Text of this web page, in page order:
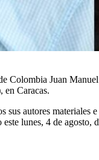
Colombia Juan
Caracas.
sus autores materiales
lunes, 4 de agosto,